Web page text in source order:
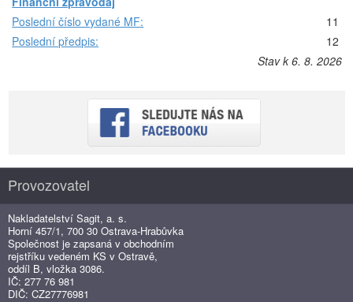
Poslední číslo vydané MF:
11
Poslední předpis:
12
Stav k 6. 8. 2026
Provozovatel
Nakladatelství Sagit, a. s.
Horní 457/1, 700 30 Ostrava-Hrabůvka
Společnost je zapsaná v obchodním
rejstříku vedeném KS v Ostravě,
oddíl B, vložka 3086.
IČ: 277 76 981
DIČ: CZ27776981